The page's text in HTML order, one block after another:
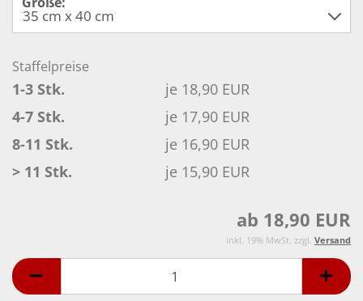
Staffelpreise
1-3 Stk.
je 18,90 EUR
4-7 Stk.
je 17,90 EUR
8-11 Stk.
je 16,90 EUR
> 11 Stk.
je 15,90 EUR
ab 18,90 EUR
inkl. 19% MwSt. zzgl. Versand